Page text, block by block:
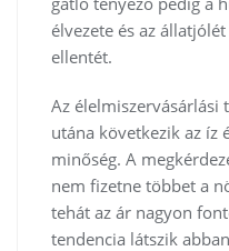
élvezete és az
ellentét.
Az élelmiszervásárlási
utána következik az íz
minőség. A
nem fizetne többet a
tehát az ár nagyon
tendencia látszik